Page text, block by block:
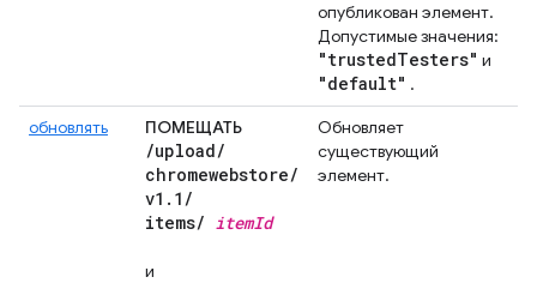
опубликован элемент.
Допустимые значения:
"trustedTesters" и
"default" .
обновлять
ПОМЕЩАТЬ
/upload/
chromewebstore/
v1 . 1 /
items/ itemId
и
Обновляет
существующий
элемент.